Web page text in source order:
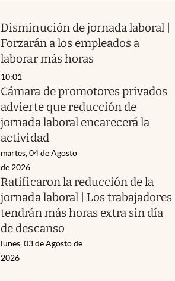
Disminución de jornada laboral |
Forzarán a los empleados a
laborar más horas
10:01
Cámara de promotores privados
advierte que reducción de
jornada laboral encarecerá la
actividad
martes, 04 de Agosto
de 2026
Ratificaron la reducción de la
jornada laboral | Los trabajadores
tendrán más horas extra sin día
de descanso
lunes, 03 de Agosto de
2026